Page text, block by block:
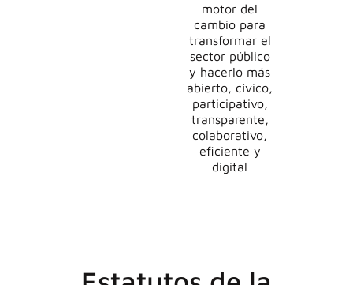
motor del
cambio para
transformar el
sector público
y hacerlo más
abierto, cívico,
participativo,
transparente,
colaborativo,
eficiente y
digital